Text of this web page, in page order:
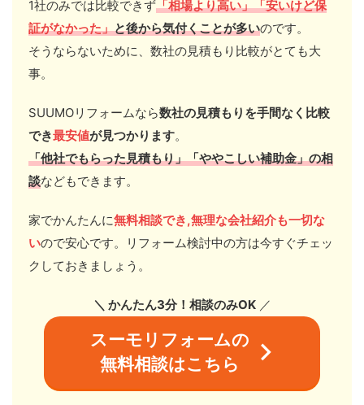
1社のみでは比較できず「相場より高い」「安いけど保
証がなかった」と後から気付くことが多いのです。
そうならないために、数社の見積もり比較がとても大
事。
SUUMOリフォームなら数社の見積もりを手間なく比較
でき最安値が見つかります。
「他社でもらった見積もり」「ややこしい補助金」の相
談などもできます。
家でかんたんに無料相談でき,無理な会社紹介も一切な
いので安心です。リフォーム検討中の方は今すぐチェッ
クしておきましょう。
＼ かんたん3分！相談のみOK／
スーモリフォームの
無料相談はこちら